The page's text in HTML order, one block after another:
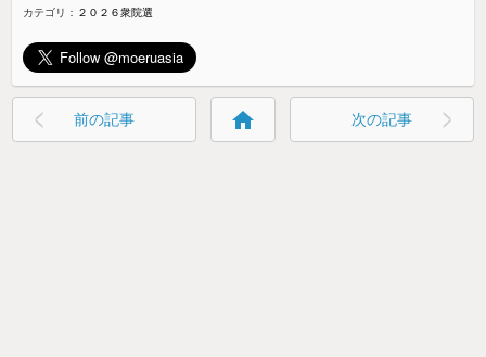
カテゴリ： ２０２６衆院選
前の記事 home 次の記事